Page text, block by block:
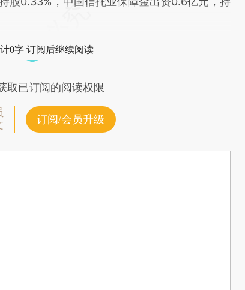
0字 订阅后继续阅读
取已订阅的阅读权限
订阅/会员升级